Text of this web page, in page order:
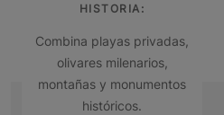
HISTORIA:
Combina playas privadas,
olivares milenarios,
montañas y monumentos
históricos.